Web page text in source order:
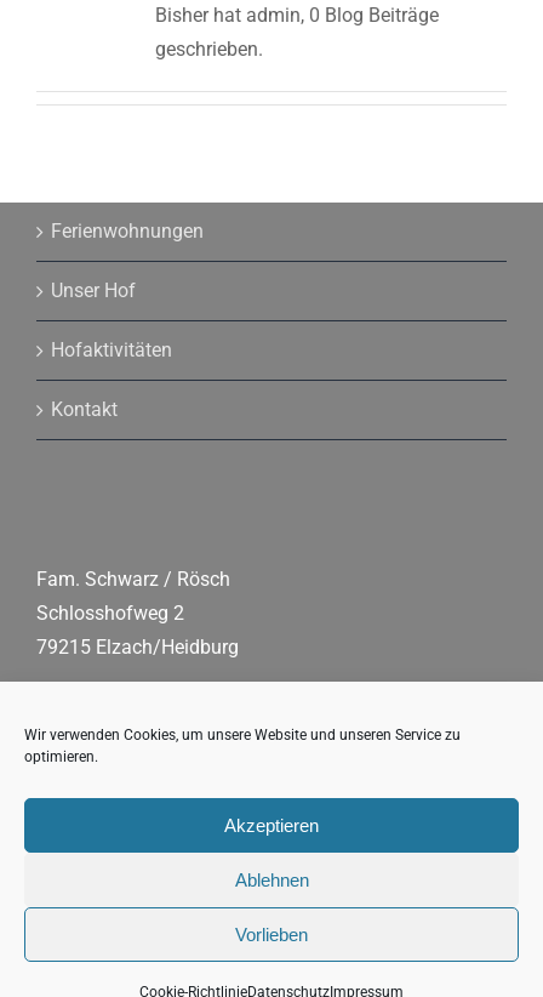
Wir verwenden Cookies, um unsere Website und unseren Service zu
optimieren.
Akzeptieren
Ablehnen
Vorlieben
Cookie-RichtlinieDatenschutz Impressum
Bisher hat admin, 0 Blog Beiträge
geschrieben.
Ferienwohnungen
Unser Hof
Hofaktivitäten
Kontakt
Fam. Schwarz / Rösch
Schlosshofweg 2
79215 Elzach/Heidburg
Mobil: +49 178/61 54 203
Fax:07 68 2/90 91 87
E-Mail: schwarzwaldhof(at)s-fleckli.de
Copyright 2026 s’Fleckli, Familie Schwarz/Rösch |